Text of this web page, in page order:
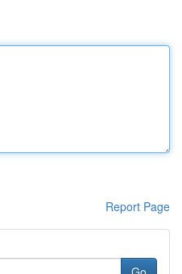
Report Page